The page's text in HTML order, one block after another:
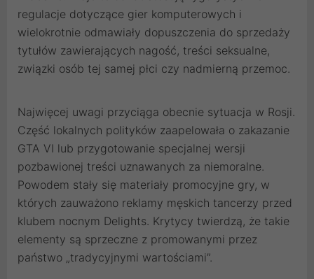
regulacje dotyczące gier komputerowych i
wielokrotnie odmawiały dopuszczenia do sprzedaży
tytułów zawierających nagość, treści seksualne,
związki osób tej samej płci czy nadmierną przemoc.
Najwięcej uwagi przyciąga obecnie sytuacja w Rosji.
Część lokalnych polityków zaapelowała o zakazanie
GTA VI lub przygotowanie specjalnej wersji
pozbawionej treści uznawanych za niemoralne.
Powodem stały się materiały promocyjne gry, w
których zauważono reklamy męskich tancerzy przed
klubem nocnym Delights. Krytycy twierdzą, że takie
elementy są sprzeczne z promowanymi przez
państwo „tradycyjnymi wartościami”.